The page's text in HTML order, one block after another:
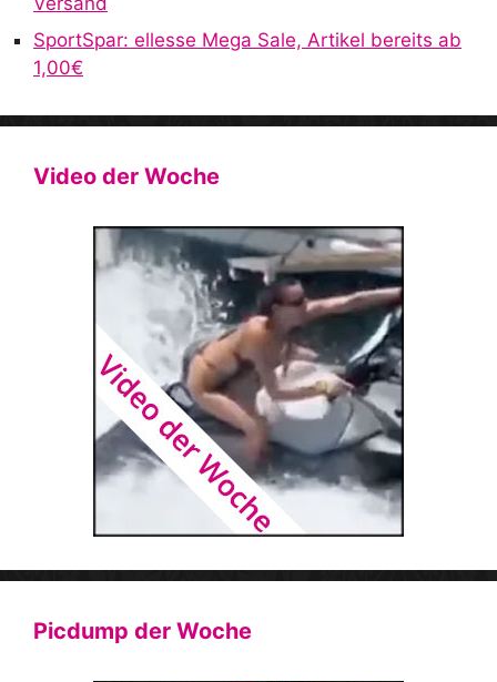
SportSpar: ellesse Mega Sale, Artikel bereits ab
1,00€
Video der Woche
Picdump der Woche